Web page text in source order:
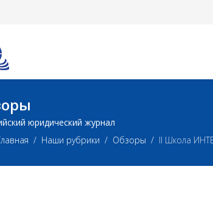
юридический журнал
Наши рубрики Обзоры II Школа